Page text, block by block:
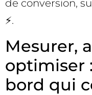
de conversion,
⚡.
Mesurer,
optimiser
bord qui